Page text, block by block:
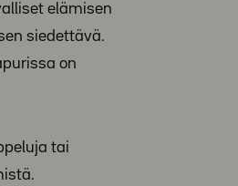
elämisen
siedettävä.
on
tai